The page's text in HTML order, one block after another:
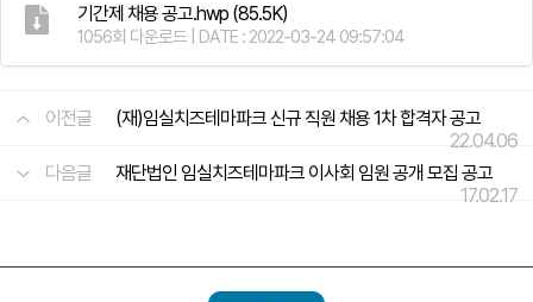
기간제 채용 공고.hwp (85.5K)
1056회 다운로드 | DATE : 2022-03-24 09:57:04
이전글
(재)임실치즈테마파크 신규 직원 채용 1차 합격자 공고
22.04.06
다음글
재단법인 임실치즈테마파크 이사회 임원 공개 모집 공고
17.02.17